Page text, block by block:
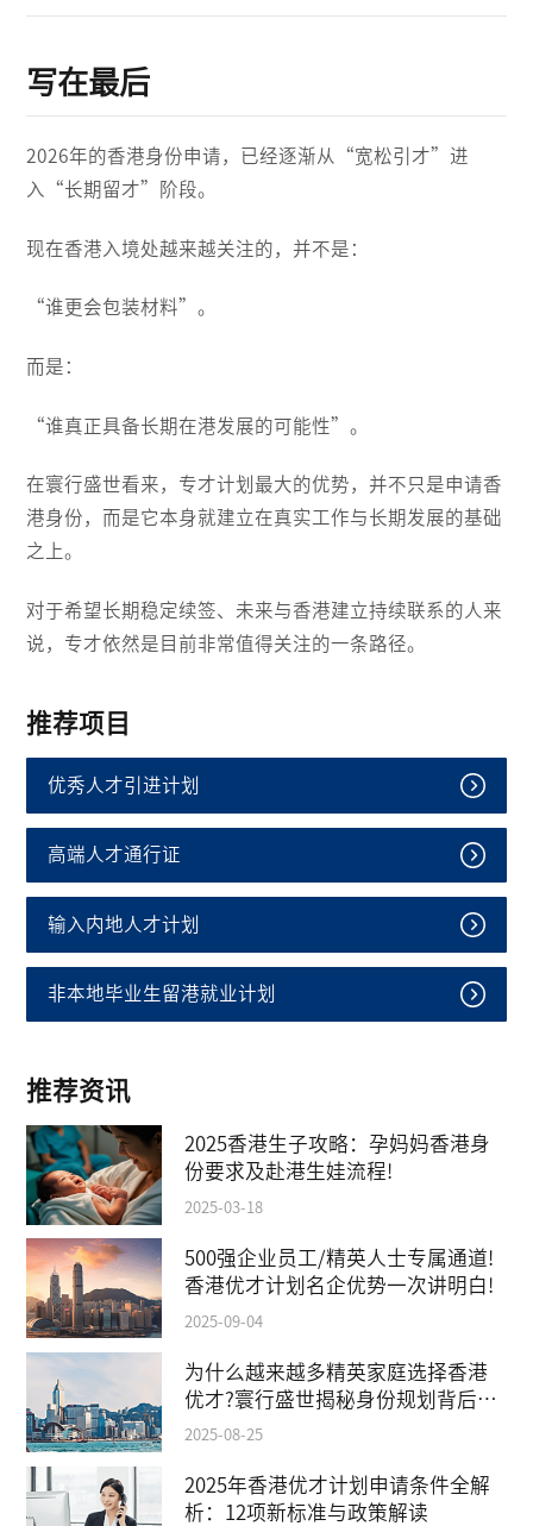
写在最后
2026年的香港身份申请，已经逐渐从“宽松引才”进
入“长期留才”阶段。
现在香港入境处越来越关注的，并不是：
“谁更会包装材料”。
而是：
“谁真正具备长期在港发展的可能性”。
在寰行盛世看来，专才计划最大的优势，并不只是申请香
港身份，而是它本身就建立在真实工作与长期发展的基础
之上。
对于希望长期稳定续签、未来与香港建立持续联系的人来
说，专才依然是目前非常值得关注的一条路径。
推荐项目
优秀人才引进计划
高端人才通行证
输入内地人才计划
非本地毕业生留港就业计划
推荐资讯
2025香港生子攻略：孕妈妈香港身
份要求及赴港生娃流程!
2025-03-18
500强企业员工/精英人士专属通道!
香港优才计划名企优势一次讲明白!
2025-09-04
为什么越来越多精英家庭选择香港
优才?寰行盛世揭秘身份规划背后的
教育红利
2025-08-25
2025年香港优才计划申请条件全解
析：12项新标准与政策解读